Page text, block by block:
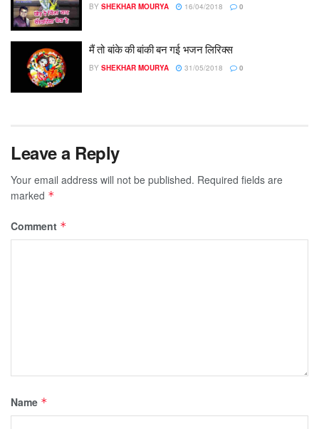
BY SHEKHAR MOURYA 16/04/2018 0
मैं तो बांके की बांकी बन गई भजन लिरिक्स
BY SHEKHAR MOURYA 31/05/2018 0
Leave a Reply
Your email address will not be published. Required fields are
marked *
Comment *
Name *